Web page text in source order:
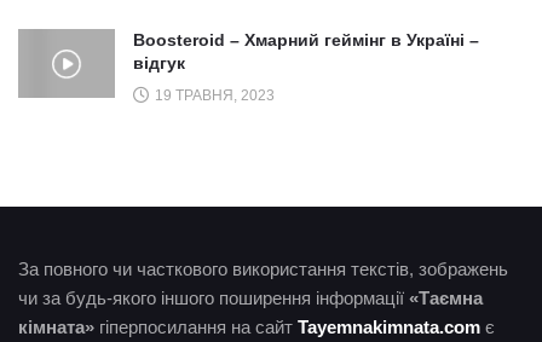
Boosteroid – Хмарний геймінг в Україні –
відгук
19 ТРАВНЯ, 2023
За повного чи часткового використання текстів, зображень
чи за будь-якого іншого поширення інформації «Таємна
кімната» гіперпосилання на сайт Tayemnakimnata.com є